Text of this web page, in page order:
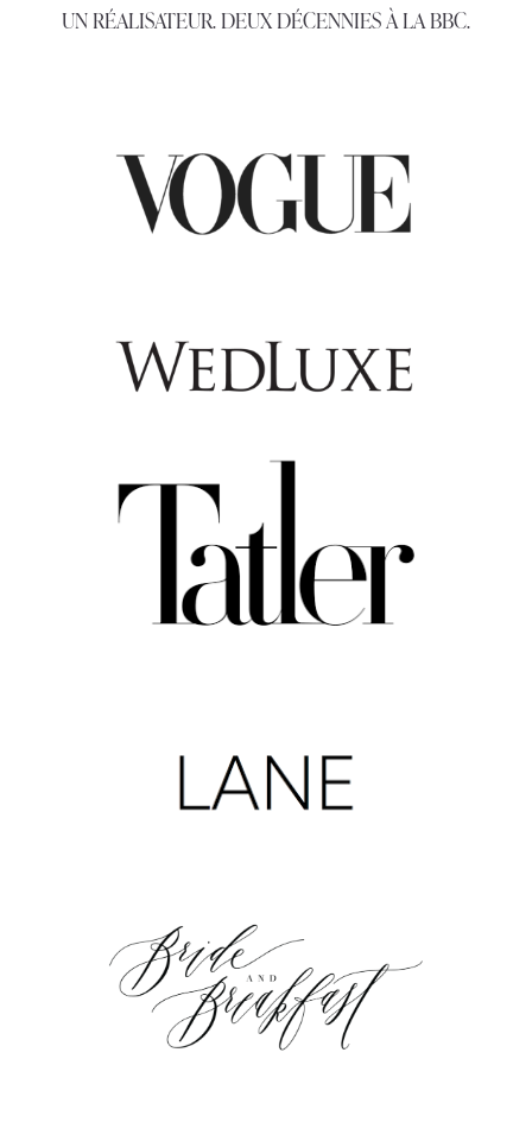
UN RÉALISATEUR. DEUX DÉCENNIES À LA BBC.